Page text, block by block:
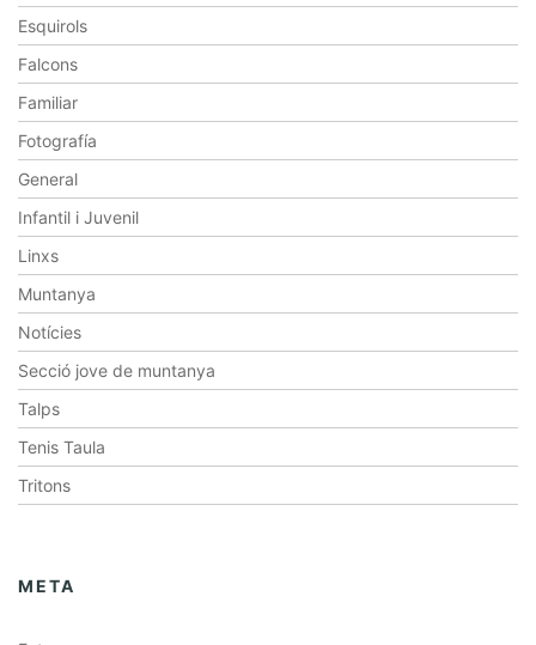
Esquirols
Falcons
Familiar
Fotografía
General
Infantil i Juvenil
Linxs
Muntanya
Notícies
Secció jove de muntanya
Talps
Tenis Taula
Tritons
META